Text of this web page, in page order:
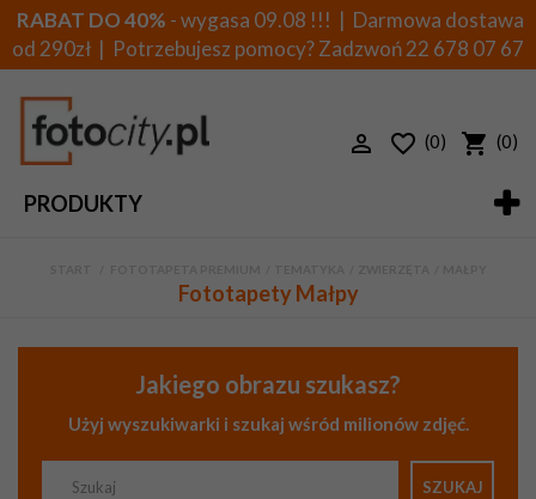
RABAT DO 40% - wygasa 09.08 !!! | Darmowa dostawa
od 290zł | Potrzebujesz pomocy? Zadzwoń22 678 07 67
PRODUKTY
(0) (0)
Fototapety Małpy
Jakiego obrazu szukasz?
Użyj wyszukiwarki i szukaj wśród milionów zdjęć.
SZUKAJ